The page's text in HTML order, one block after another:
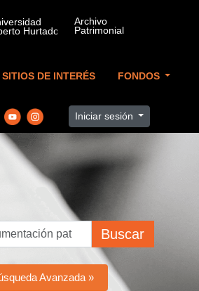
SITIOS DE INTERÉS FONDOS
Iniciar sesión
Buscar
Avanzada »